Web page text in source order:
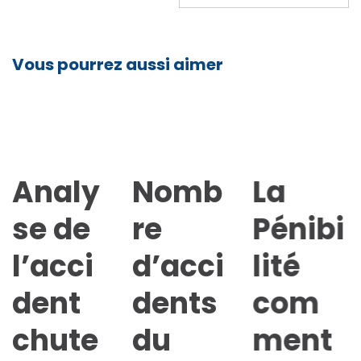
Vous pourrez aussi aimer
Analy
se de
l’acci
dent
chute
Nomb
re
d’acci
dents
du
La
Pénibi
lité
com
ment